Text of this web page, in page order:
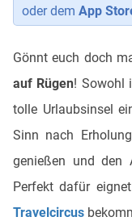
oder dem App
Gönnt euch doch
auf Rügen! Sowohl
tolle Urlaubsinsel
Sinn nach
genießen und den
Perfekt dafür
Travelcircus